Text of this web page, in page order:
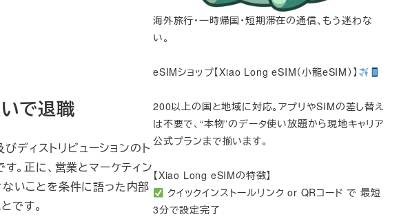
で退職
ディストリビューションのト
。正に、営業とマーケティン
いことを条件に語った内部
です。
海外旅行・一時帰国・短期滞在の通信、もう迷わな
い。
eSIMショップ【Xiao Long eSIM（小龍eSIM）】
200以上の国と地域に対応。アプリやSIMの差し替え
は不要で、“本物”のデータ使い放題から現地キャリア
公式プランまで揃います。
【Xiao Long eSIMの特徴】
クイックインストールリンク or QRコード で 最短
3分で設定完了